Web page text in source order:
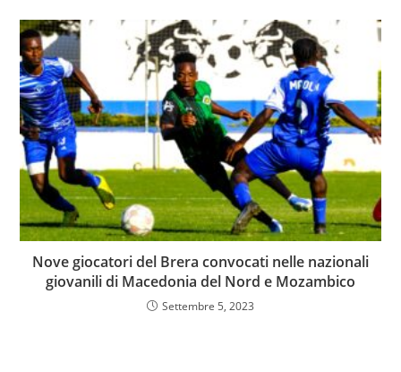
Nove giocatori del Brera convocati nelle nazionali
giovanili di Macedonia del Nord e Mozambico
Settembre 5, 2023